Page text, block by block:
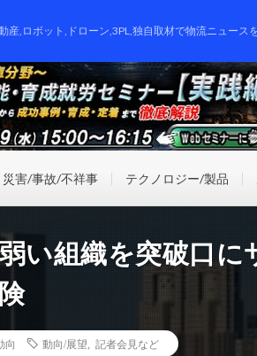
産,ロボット,ドローン,3PL,独自取材で物流ニュース
災害/事故/不祥事 テクノロジー/製品
い組織を突破口に
向 動向/展望 記者会見など